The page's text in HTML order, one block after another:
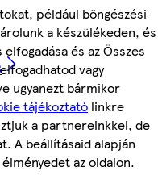
például böngészési
a készülékeden, és
és az Összes
vagy
ugyanezt bármikor
tájékoztató linkre
a partnereinkkel, de
A beállításaid alapján
az oldalon.